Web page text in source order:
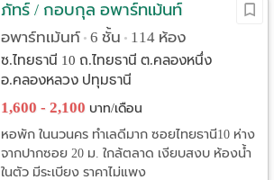
ภัทร์ / กอบกุล อพาร์ทเม้นท์
อพาร์ทเม้นท์ • 6 ชั้น • 114 ห้อง
ซ.ไทยธานี 10 ถ.ไทยธานี ต.คลองหนึ่ง
อ.คลองหลวง ปทุมธานี
1,600 - 2,100 บาท/เดือน
หอพัก ในนวนคร ทำเลดีมาก ซอยไทยธานี10 ห่าง
จากปากซอย 20 ม. ใกล้ตลาด เงียบสงบ ห้องน้ำ
ในตัว มีระเบียง ราคาไม่แพง